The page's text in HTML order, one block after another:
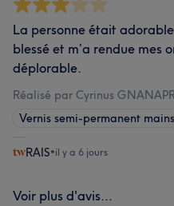
La personne était
blessé et m’a rendue mes
déplorable.
Réalisé par Cyrinus
Vernis semi-permanent mains
RAIS•il y a 6 jours
Voir plus d'avis...